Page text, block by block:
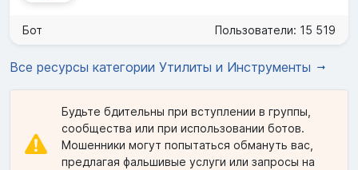
Бот Пользователи: 15 519
Все ресурсы категории Утилиты и Инструменты
Будьте бдительны при вступлении в группы,
сообщества или при использовании ботов.
Мошенники могут попытаться обмануть вас,
предлагая фальшивые услуги или запросы на